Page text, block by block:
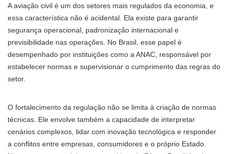
A aviação civil é um dos setores mais regulados da economia, e
essa característica não é acidental. Ela existe para garantir
segurança operacional, padronização internacional e
previsibilidade nas operações. No Brasil, esse papel é
desempenhado por instituições como a ANAC, responsável por
estabelecer normas e supervisionar o cumprimento das regras do
setor.
O fortalecimento da regulação não se limita à criação de normas
técnicas. Ele envolve também a capacidade de interpretar
cenários complexos, lidar com inovação tecnológica e responder
a conflitos entre empresas, consumidores e o próprio Estado.